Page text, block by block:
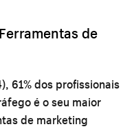
de
61% dos profissionais
é o seu maior
de marketing